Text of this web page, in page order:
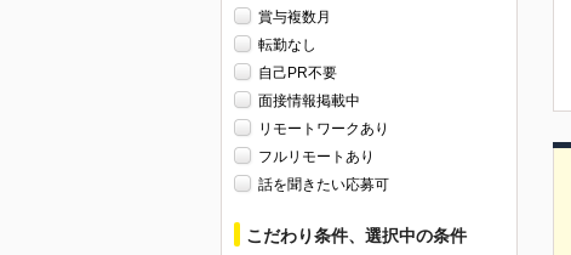
賞与複数月
転勤なし
自己PR不要
面接情報掲載中
リモートワークあり
フルリモートあり
話を聞きたい応募可
こだわり条件、選択中の条件